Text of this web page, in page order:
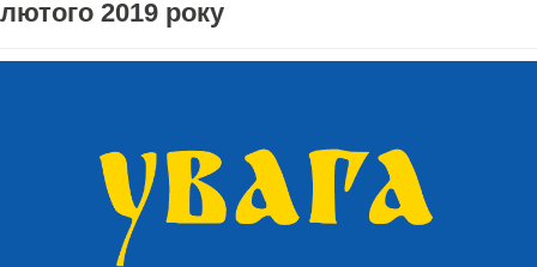
лютого 2019 року